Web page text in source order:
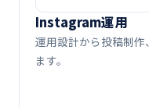
Instagram運用
運用設計から投稿制
ます。